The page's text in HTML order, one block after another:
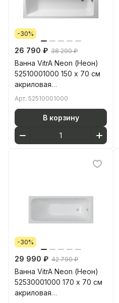
-30%
26 790 ₽ 38 290 ₽
Ванна VitrA Neon (Неон)
52510001000 150 x 70 см
акриловая
прямоугольная белая
Арт. 52510001000
В корзину
-30%
29 990 ₽ 42 790 ₽
Ванна VitrA Neon (Неон)
52530001000 170 x 70 см
акриловая